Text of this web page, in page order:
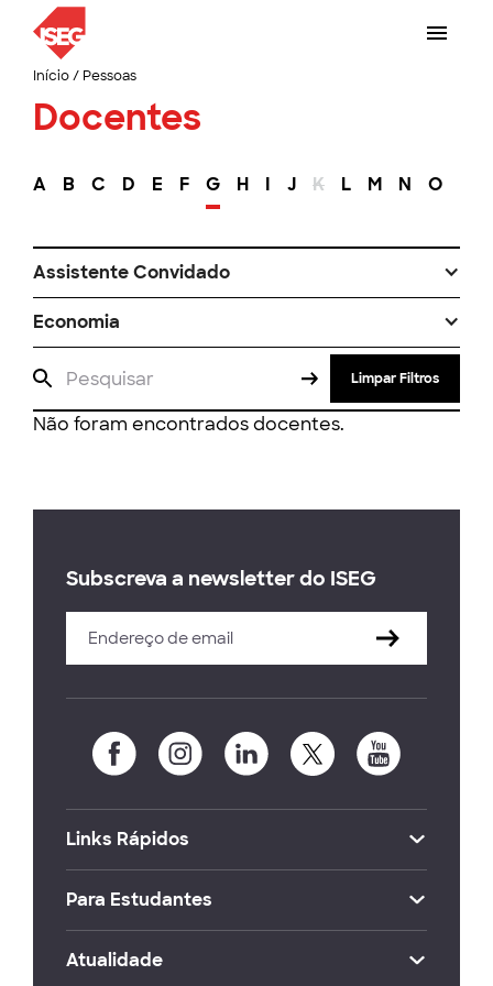
Início/ Pessoas
Docentes
A B C D E F G H I J K L M N O
Assistente Convidado
Economia
Limpar Filtros
Não foram encontrados docentes.
Subscreva a newsletter do ISEG
Links Rápidos
Para Estudantes
Atualidade